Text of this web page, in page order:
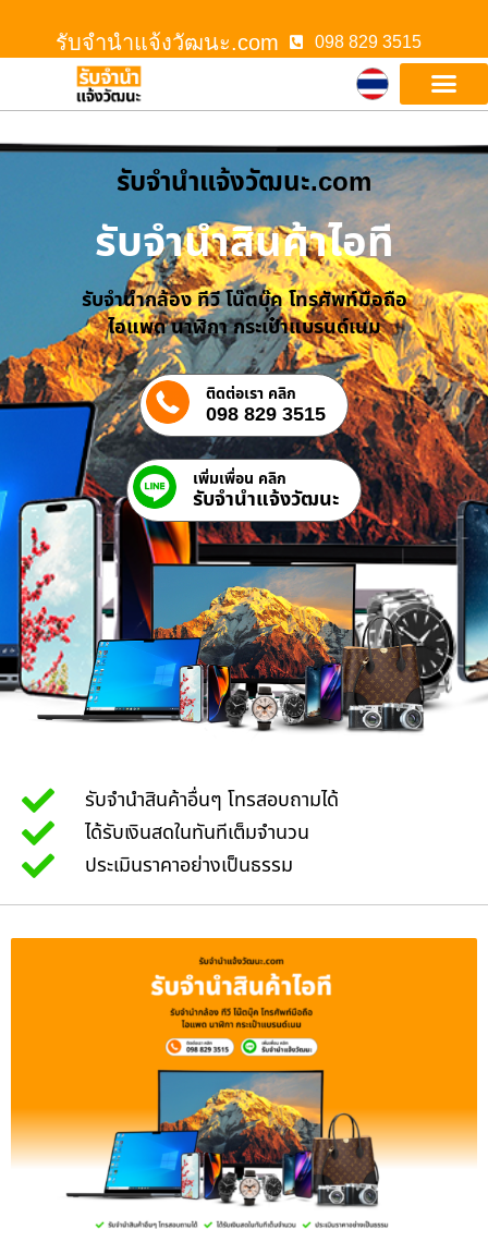
รับจํานําแจ้งวัฒนะ.com 098 829 3515
รับจํานําแจ้งวัฒนะ.com
รับจำนำสินค้าไอที
รับจำนำกล้อง ทีวี โน๊ตบุ๊ค โทรศัพท์มือถือ
ไอแพด นาฬิกา กระเป๋าแบรนด์เนม
ติดต่อเรา คลิก
098 829 3515
เพิ่มเพื่อน คลิก
รับจํานําแจ้งวัฒนะ
รับจำนำสินค้าอื่นๆ โทรสอบถามได้
ได้รับเงินสดในทันทีเต็มจำนวน
ประเมินราคาอย่างเป็นธรรม